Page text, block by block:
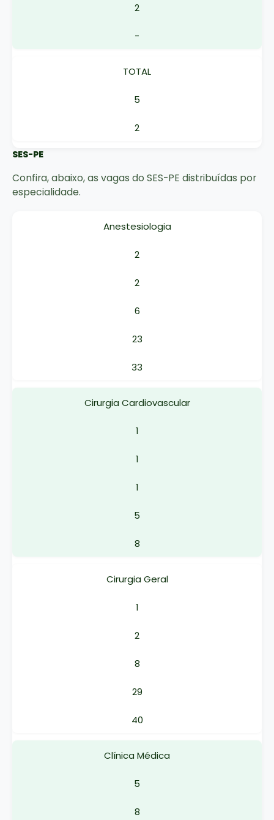
2
-
TOTAL
5
2
SES-PE
Confira, abaixo, as vagas do SES-PE distribuídas por
especialidade.
Anestesiologia
2
2
6
23
33
Cirurgia Cardiovascular
1
1
1
5
8
Cirurgia Geral
1
2
8
29
40
Clínica Médica
5
8